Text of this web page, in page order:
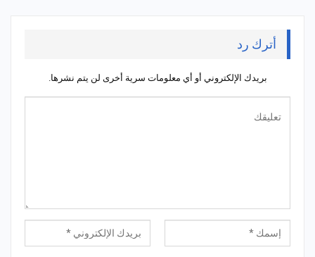
أترك رد
بريدك الإلكتروني أو أي معلومات سرية أخرى لن يتم نشرها.